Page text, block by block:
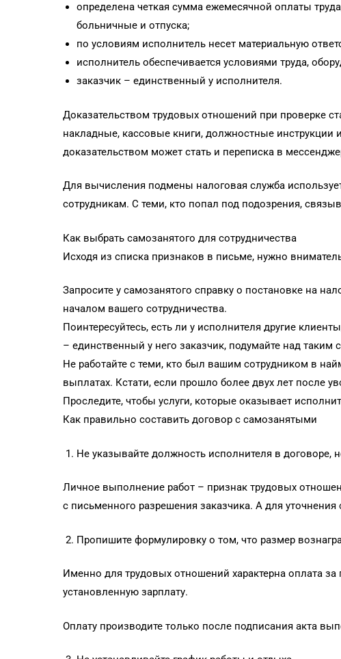
определена четкая сумма ежемесячной оплаты
больничные и отпуска;
по условиям исполнитель несет материальную
исполнитель обеспечивается условиями труда,
заказчик – единственный у исполнителя.
Доказательством трудовых отношений при проверке
накладные, кассовые книги, должностные инструкции
доказательством может стать и переписка в
Для вычисления подмены налоговая служба
сотрудникам. С теми, кто попал под подозрения,
Как выбрать самозанятого для сотрудничества
Исходя из списка признаков в письме, нужно
Запросите у самозанятого справку о постановке на
началом вашего сотрудничества.
Поинтересуйтесь, есть ли у исполнителя другие
– единственный у него заказчик, подумайте над таким
Не работайте с теми, кто был вашим сотрудником в
выплатах. Кстати, если прошло более двух лет после
Проследите, чтобы услуги, которые оказывает
Как правильно составить договор с самозанятыми
Не указывайте должность исполнителя в договоре,
Личное выполнение работ – признак трудовых
с письменного разрешения заказчика. А для
Пропишите формулировку о том, что размер
Именно для трудовых отношений характерна оплата
установленную зарплату.
Оплату производите только после подписания акта